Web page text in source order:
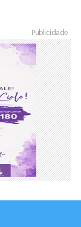
Publicidade